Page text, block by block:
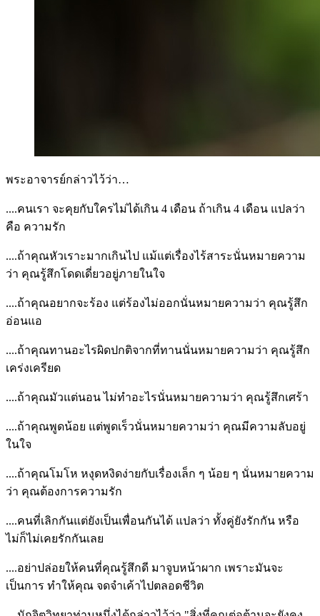
พระอาจารย์กล่าวไว้ว่า…
....คนเรา จะคุยกับใครไม่ได้เกิน 4 เดือน ถ้าเกิน 4 เดือน แปลว่า
คือ ความรัก
....ถ้าคุณหัวเราะมากเกินไป แม้แต่เรื่องไร้สาระนั่นหมายความ
ว่า คุณรู้สึกโดดเดี่ยวอยู่ภายในใจ
....ถ้าคุณอยากจะร้อง แต่ร้องไม่ออกนั่นหมายความว่า คุณรู้สึก
อ่อนแอ
....ถ้าคุณทานอะไรผิดปกติจากที่ทานนั่นหมายความว่า คุณรู้สึก
เคร่งเครียด
....ถ้าคุณมัวแต่นอน ไม่ทำอะไรนั่นหมายความว่า คุณรู้สึกเศร้า
....ถ้าคุณพูดน้อย แต่พูดเร็วนั่นหมายความว่า คุณมีความลับอยู่
ในใจ
....ถ้าคุณโมโห หงุดหงิดง่ายกับเรื่องเล็ก ๆ น้อย ๆ นั่นหมายความ
ว่า คุณต้องการความรัก
....คนที่เลิกกันแต่ยังเป็นเพื่อนกันได้ แปลว่า ทั้งคู่ยังรักกัน หรือ
ไม่ก็ไม่เคยรักกันเลย
....อย่าปล่อยให้คนที่คุณรู้สึกดี มาจูบหน้าผาก เพราะมันจะ
เป็นการ ทำให้คุณ จดจำเค้าไปตลอดชีวิต